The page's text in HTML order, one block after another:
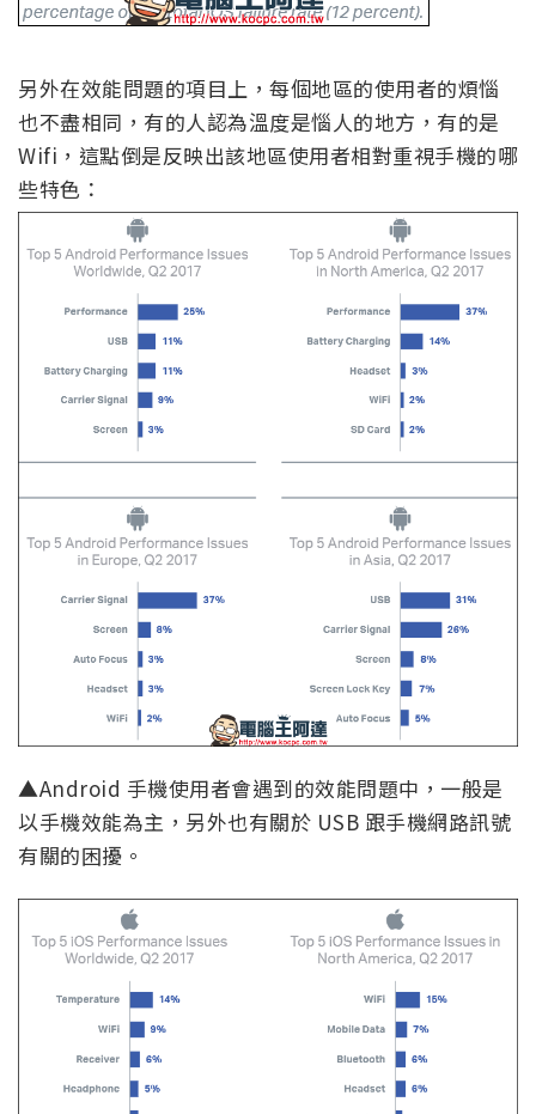
另外在效能問題的項目上，每個地區的使用者的煩惱
也不盡相同，有的人認為溫度是惱人的地方，有的是
Wifi，這點倒是反映出該地區使用者相對重視手機的哪
些特色：
▲Android 手機使用者會遇到的效能問題中，一般是
以手機效能為主，另外也有關於 USB 跟手機網路訊號
有關的困擾。